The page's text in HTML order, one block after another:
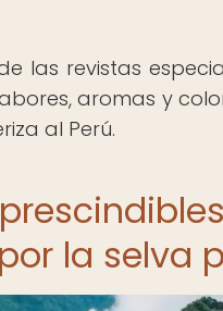
las revistas
aromas y
al Perú.
la selva